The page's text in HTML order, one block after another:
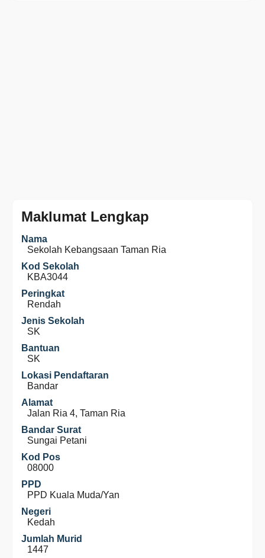
Maklumat Lengkap
Nama
Sekolah Kebangsaan Taman Ria
Kod Sekolah
KBA3044
Peringkat
Rendah
Jenis Sekolah
SK
Bantuan
SK
Lokasi Pendaftaran
Bandar
Alamat
Jalan Ria 4, Taman Ria
Bandar Surat
Sungai Petani
Kod Pos
08000
PPD
PPD Kuala Muda/Yan
Negeri
Kedah
Jumlah Murid
1447